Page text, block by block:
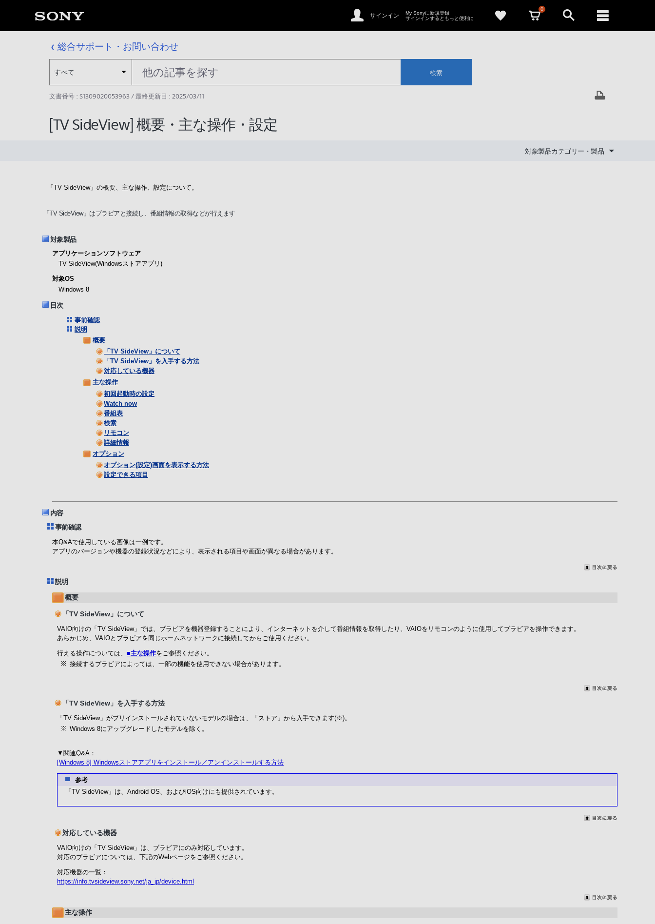
サインイン
My Sonyに新規登録
サインインするともっと便利に
0
総合サポート・お問い合わせ
すべて 検索
文書番号 : S1309020053963 / 最終更新日 : 2025/03/11
[TV SideView] 概要・主な操作・設定
対象製品カテゴリー・製品
「TV SideView」の概要、主な操作、設定について。
「TV SideView」はブラビアと接続し、番組情報の取得などが行えます
対象製品
アプリケーションソフトウェア
TV SideView(Windowsストアアプリ)
対象OS
Windows 8
目次
事前確認
説明
概要
「TV SideView」について
「TV SideView」を入手する方法
対応している機器
主な操作
初回起動時の設定
Watch now
番組表
検索
リモコン
詳細情報
オプション
オプション(設定)画面を表示する方法
設定できる項目
内容
事前確認
本Q&Aで使用している画像は一例です。
アプリのバージョンや機器の登録状況などにより、表示される項目や画面が異なる場合があります。
説明
概要
「TV SideView」について
VAIO向けの「TV SideView」では、ブラビアを機器登録することにより、インターネットを介して番組情報を取得したり、VAIOをリモコンのように使用してブラビアを操作できます。
あらかじめ、VAIOとブラビアを同じホームネットワークに接続してからご使用ください。
行える操作については、 ■主な操作をご参照ください。
接続するブラビアによっては、一部の機能を使用できない場合があります。
「TV SideView」を入手する方法
「TV SideView」がプリインストールされていないモデルの場合は、「ストア」から入手できます(※)。
Windows 8にアップグレードしたモデルを除く。
▼関連Q&A：
[Windows 8] Windowsストアアプリをインストール／アンインストールする方法
参考
「TV SideView」は、Android OS、およびiOS向けにも提供されています。
対応している機器
VAIO向けの「TV SideView」は、ブラビアにのみ対応しています。
対応のブラビアについては、下記のWebページをご参照ください。
対応機器の一覧：
https://info.tvsideview.sony.net/ja_jp/device.html
主な操作